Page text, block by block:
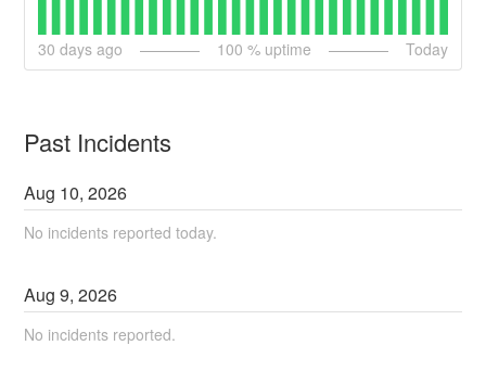
30 days ago 100 % uptime Today
Past Incidents
Aug 10,2026
No incidents reported today.
Aug9,2026
No incidents reported.